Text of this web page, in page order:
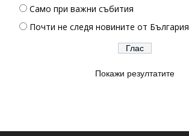
Само при важни събития
Почти не следя новините от България
Покажи резултатите